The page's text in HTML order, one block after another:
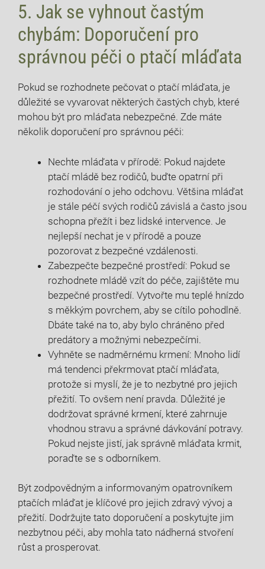
5. Jak se vyhnout častým
chybám: Doporučení pro
správnou péči o ptačí mláďata
Pokud se rozhodnete pečovat o ptačí mláďata, je
důležité se vyvarovat některých častých chyb, které
mohou být pro mláďata nebezpečné. Zde máte
několik doporučení pro správnou péči:
Nechte mláďata v přírodě: Pokud najdete
ptačí mládě bez rodičů, buďte opatrní při
rozhodování o jeho odchovu. Většina mláďat
je stále péčí svých rodičů závislá a často jsou
schopna přežít i bez lidské intervence. Je
nejlepší nechat je v přírodě a pouze
pozorovat z bezpečné vzdálenosti.
Zabezpečte bezpečné prostředí: Pokud se
rozhodnete mládě vzít do péče, zajištěte mu
bezpečné prostředí. Vytvořte mu teplé hnízdo
s měkkým povrchem, aby se cítilo pohodlně.
Dbáte také na to, aby bylo chráněno před
predátory a možnými nebezpečími.
Vyhněte se nadměrnému krmení: Mnoho lidí
má tendenci překrmovat ptačí mláďata,
protože si myslí, že je to nezbytné pro jejich
přežití. To ovšem není pravda. Důležité je
dodržovat správné krmení, které zahrnuje
vhodnou stravu a správné dávkování potravy.
Pokud nejste jistí, jak správně mláďata krmit,
poraďte se s odborníkem.
Být zodpovědným a informovaným opatrovníkem
ptačích mláďat je klíčové pro jejich zdravý vývoj a
přežití. Dodržujte tato doporučení a poskytujte jim
nezbytnou péči, aby mohla tato nádherná stvoření
růst a prosperovat.